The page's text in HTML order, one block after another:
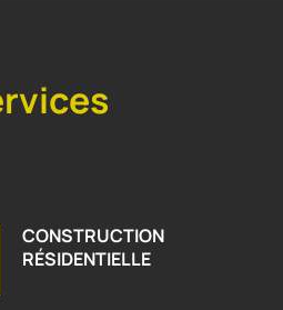
CONSTRUCTION
RÉSIDENTIELLE